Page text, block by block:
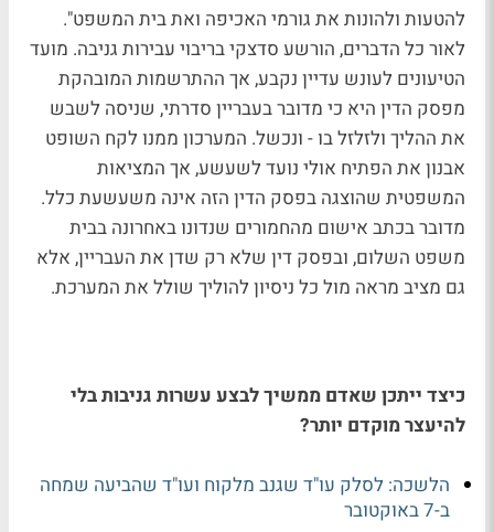
להטעות ולהונות את גורמי האכיפה ואת בית המשפט".
לאור כל הדברים, הורשע סדצקי בריבוי עבירות גניבה. מועד
הטיעונים לעונש עדיין נקבע, אך ההתרשמות המובהקת
מפסק הדין היא כי מדובר בעבריין סדרתי, שניסה לשבש
את ההליך ולזלזל בו - ונכשל. המערכון ממנו לקח השופט
אבנון את הפתיח אולי נועד לשעשע, אך המציאות
המשפטית שהוצגה בפסק הדין הזה אינה משעשעת כלל.
מדובר בכתב אישום מהחמורים שנדונו באחרונה בבית
משפט השלום, ובפסק דין שלא רק שדן את העבריין, אלא
גם מציב מראה מול כל ניסיון להוליך שולל את המערכת.
כיצד ייתכן שאדם ממשיך לבצע עשרות גניבות בלי
להיעצר מוקדם יותר?
הלשכה: לסלק עו"ד שגנב מלקוח ועו"ד שהביעה שמחה
ב-7 באוקטובר